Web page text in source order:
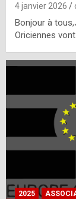
4 janvier 2026
Bonjour à
Oriciennes vont
2025